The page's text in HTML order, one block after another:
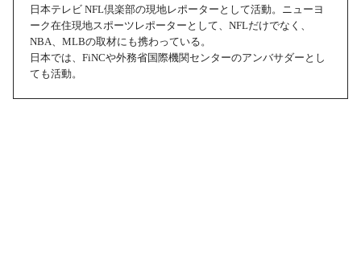
日本テレビ NFL倶楽部の現地レポーターとして活動。ニューヨ
ーク在住現地スポーツレポーターとして、NFLだけでなく、
NBA、MLBの取材にも携わっている。
日本では、FiNCや外務省国際機関センターのアンバサダーとし
ても活動。